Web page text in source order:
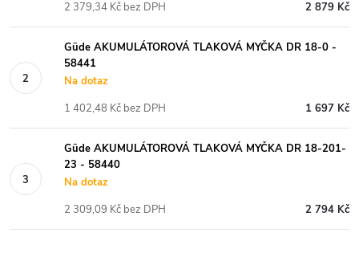
2 879 Kč
2 379,34 Kč bez DPH
Güde AKUMULÁTOROVÁ TLAKOVÁ MYČKA DR 18-0 -
58441
Na dotaz
1 697 Kč
1 402,48 Kč bez DPH
Güde AKUMULÁTOROVÁ TLAKOVÁ MYČKA DR 18-201-
23 - 58440
Na dotaz
2 794 Kč
2 309,09 Kč bez DPH